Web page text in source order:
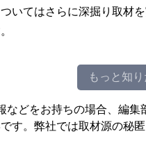
いてはさらに深掘り取材
もっと知
などをお持ちの場合、編
す。弊社では取材源の秘匿